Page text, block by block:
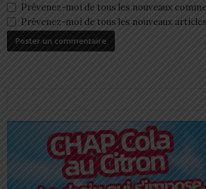
Prévenez-moi de tous les nouveaux
Prévenez-moi de tous les nouveaux